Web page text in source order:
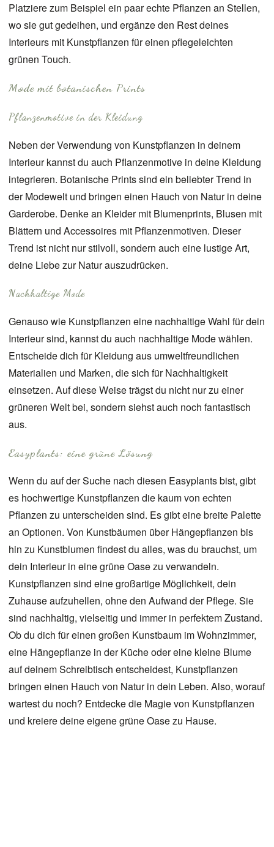
Platziere zum Beispiel ein paar echte Pflanzen an Stellen,
wo sie gut gedeihen, und ergänze den Rest deines
Interieurs mit Kunstpflanzen für einen pflegeleichten
grünen Touch.
Mode mit botanischen Prints
Pflanzenmotive in der Kleidung
Neben der Verwendung von Kunstpflanzen in deinem
Interieur kannst du auch Pflanzenmotive in deine Kleidung
integrieren. Botanische Printssind ein beliebter Trend in
der Modewelt und bringen einen Hauch von Natur in deine
Garderobe. Denke an Kleider mit Blumenprints, Blusen mit
Blättern und Accessoires mit Pflanzenmotiven. Dieser
Trend ist nicht nur stilvoll, sondern auch eine lustige Art,
deine Liebe zur Natur auszudrücken.
Nachhaltige Mode
Genauso wie Kunstpflanzen eine nachhaltige Wahl für dein
Interieur sind, kannst du auch nachhaltige Mode wählen.
Entscheide dich für Kleidung aus umweltfreundlichen
Materialien und Marken, die sich für Nachhaltigkeit
einsetzen. Auf diese Weise trägst du nicht nur zu einer
grüneren Welt bei, sondern siehst auch noch fantastisch
aus.
Easyplants: eine grüne Lösung
Wenn du auf der Suche nach diesen Easyplantsbist, gibt
es hochwertige Kunstpflanzen die kaum von echten
Pflanzen zu unterscheiden sind. Es gibt eine breite Palette
an Optionen. Von Kunstbäumen über Hängepflanzen bis
hin zu Kunstblumen findest du alles, was du brauchst, um
dein Interieur in eine grüne Oase zu verwandeln.
Kunstpflanzen sind eine großartige Möglichkeit, dein
Zuhause aufzuhellen, ohne den Aufwand der Pflege. Sie
sind nachhaltig, vielseitig und immer in perfektem Zustand.
Ob du dich für einen großen Kunstbaum im Wohnzimmer,
eine Hängepflanze in der Küche oder eine kleine Blume
auf deinem Schreibtisch entscheidest, Kunstpflanzen
bringen einen Hauch von Natur in dein Leben. Also, worauf
wartest du noch? Entdecke die Magie von Kunstpflanzen
und kreiere deine eigene grüne Oase zu Hause.